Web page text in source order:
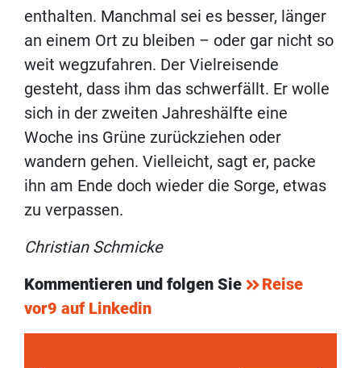
enthalten. Manchmal sei es besser, länger
an einem Ort zu bleiben – oder gar nicht so
weit wegzufahren. Der Vielreisende
gesteht, dass ihm das schwerfällt. Er wolle
sich in der zweiten Jahreshälfte eine
Woche ins Grüne zurückziehen oder
wandern gehen. Vielleicht, sagt er, packe
ihn am Ende doch wieder die Sorge, etwas
zu verpassen.
Christian Schmicke
Kommentieren und folgen Sie
Reise
vor9 auf Linkedin